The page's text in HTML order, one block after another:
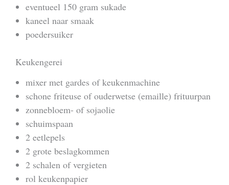
eventueel 150 gram sukade
kaneel naar smaak
poedersuiker
Keukengerei
mixer met gardes of keukenmachine
schone friteuse of ouderwetse (emaille) frituurpan
zonnebloem- of sojaolie
schuimspaan
2 eetlepels
2 grote beslagkommen
2 schalen of vergieten
rol keukenpapier